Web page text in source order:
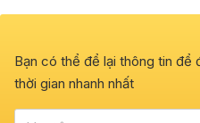
Bạn có thể để lại thông tin
thời gian nhanh nhất